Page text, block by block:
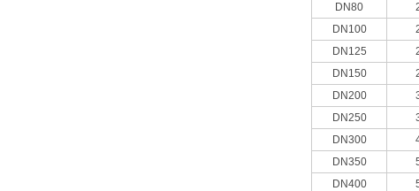
DN80
DN100
DN125
DN150
DN200
DN250
DN300
DN350
DN400